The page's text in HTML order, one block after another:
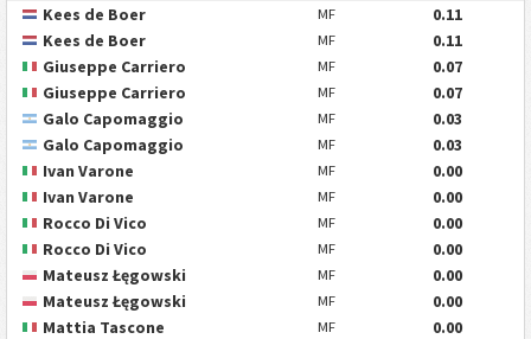
Kees de Boer MF
0.11
Kees de Boer
MF
0.11
Giuseppe Carriero
MF
0.07
Giuseppe Carriero
MF
0.07
Galo Capomaggio
MF
0.03
Galo Capomaggio
MF
0.03
Ivan Varone
MF
0.00
Ivan Varone
MF
0.00
Rocco Di Vico
MF
0.00
Rocco Di Vico
MF
0.00
Mateusz Łęgowski
MF
0.00
Mateusz Łęgowski
MF
0.00
Mattia Tascone
MF
0.00